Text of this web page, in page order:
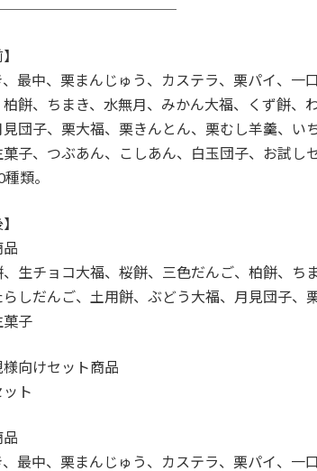
、最中、栗まんじゅう、カステラ、栗パイ、一
柏餅、ちまき、水無月、みかん大福、くず餅、
見団子、栗大福、栗きんとん、栗むし羊羹、い
子、つぶあん、こしあん、白玉団子、お試し
類。
生チョコ大福、桜餅、三色だんご、柏餅、ち
らしだんご、土用餅、ぶどう大福、月見団子、
菓子
向けセット商品
ト
、最中、栗まんじゅう、カステラ、栗パイ、一